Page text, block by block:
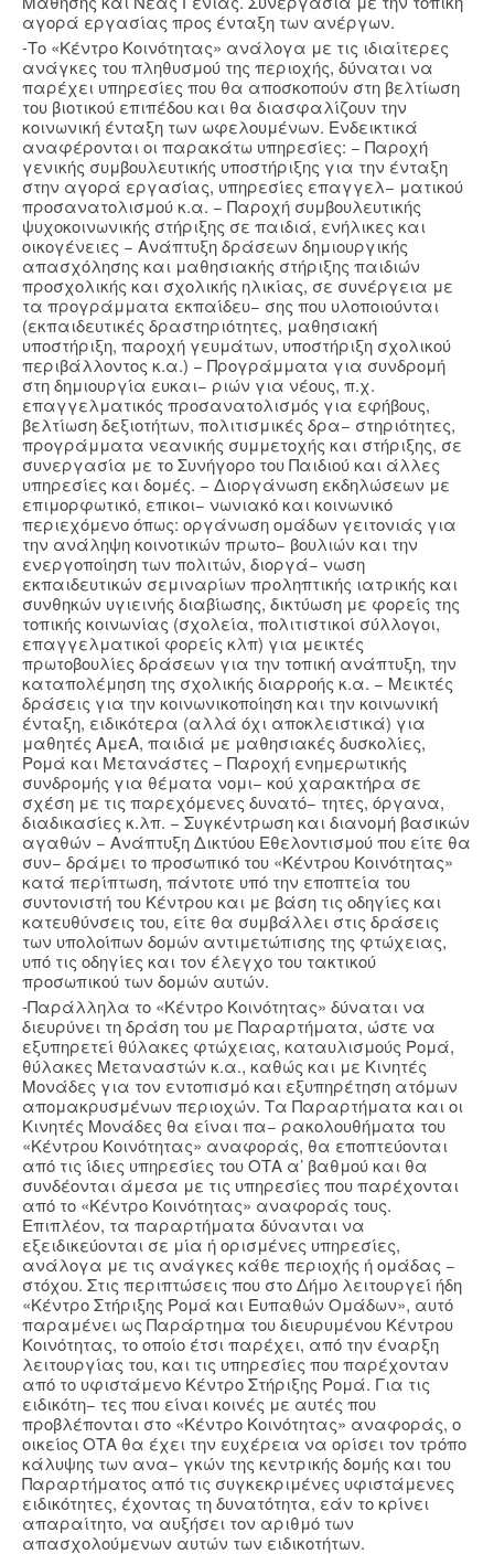
αγορά εργασίας προς ένταξη των ανέργων.
-Το «Κέντρο Κοινότητας» ανάλογα με τις ιδιαίτερες
ανάγκες του πληθυσμού της περιοχής, δύναται να
παρέχει υπηρεσίες που θα αποσκοπούν στη βελτίωση
του βιοτικού επιπέδου και θα διασφαλίζουν την
κοινωνική ένταξη των ωφελουμένων. Ενδεικτικά
αναφέρονται οι παρακάτω υπηρεσίες: − Παροχή
γενικής συμβουλευτικής υποστήριξης για την ένταξη
στην αγορά εργασίας, υπηρεσίες επαγγελ− ματικού
προσανατολισμού κ.α. − Παροχή συμβουλευτικής
ψυχοκοινωνικής στήριξης σε παιδιά, ενήλικες και
οικογένειες − Ανάπτυξη δράσεων δημιουργικής
απασχόλησης και μαθησιακής στήριξης παιδιών
προσχολικής και σχολικής ηλικίας, σε συνέργεια με
τα προγράμματα εκπαίδευ− σης που υλοποιούνται
(εκπαιδευτικές δραστηριότητες, μαθησιακή
υποστήριξη, παροχή γευμάτων, υποστήριξη σχολικού
περιβάλλοντος κ.α.) − Προγράμματα για συνδρομή
στη δημιουργία ευκαι− ριών για νέους, π.χ.
επαγγελματικός προσανατολισμός για εφήβους,
βελτίωση δεξιοτήτων, πολιτισμικές δρα− στηριότητες,
προγράμματα νεανικής συμμετοχής και στήριξης, σε
συνεργασία με το Συνήγορο του Παιδιού και άλλες
υπηρεσίες και δομές. − Διοργάνωση εκδηλώσεων με
επιμορφωτικό, επικοι− νωνιακό και κοινωνικό
περιεχόμενο όπως: οργάνωση ομάδων γειτονιάς για
την ανάληψη κοινοτικών πρωτο− βουλιών και την
ενεργοποίηση των πολιτών, διοργά− νωση
εκπαιδευτικών σεμιναρίων προληπτικής ιατρικής και
συνθηκών υγιεινής διαβίωσης, δικτύωση με φορείς της
τοπικής κοινωνίας (σχολεία, πολιτιστικοί σύλλογοι,
επαγγελματικοί φορείς κλπ) για μεικτές
πρωτοβουλίες δράσεων για την τοπική ανάπτυξη, την
καταπολέμηση της σχολικής διαρροής κ.α. − Μεικτές
δράσεις για την κοινωνικοποίηση και την κοινωνική
ένταξη, ειδικότερα (αλλά όχι αποκλειστικά) για
μαθητές ΑμεΑ, παιδιά με μαθησιακές δυσκολίες,
Ρομά και Μετανάστες − Παροχή ενημερωτικής
συνδρομής για θέματα νομι− κού χαρακτήρα σε
σχέση με τις παρεχόμενες δυνατό− τητες, όργανα,
διαδικασίες κ.λπ. − Συγκέντρωση και διανομή βασικών
αγαθών − Ανάπτυξη Δικτύου Εθελοντισμού που είτε θα
συν− δράμει το προσωπικό του «Κέντρου Κοινότητας»
κατά περίπτωση, πάντοτε υπό την εποπτεία του
συντονιστή του Κέντρου και με βάση τις οδηγίες και
κατευθύνσεις του, είτε θα συμβάλλει στις δράσεις
των υπολοίπων δομών αντιμετώπισης της φτώχειας,
υπό τις οδηγίες και τον έλεγχο του τακτικού
προσωπικού των δομών αυτών.
-Παράλληλα το «Κέντρο Κοινότητας» δύναται να
διευρύνει τη δράση του με Παραρτήματα, ώστε να
εξυπηρετεί θύλακες φτώχειας, καταυλισμούς Ρομά,
θύλακες Μεταναστών κ.α., καθώς και με Κινητές
Μονάδες για τον εντοπισμό και εξυπηρέτηση ατόμων
απομακρυσμένων περιοχών. Τα Παραρτήματα και οι
Κινητές Μονάδες θα είναι πα− ρακολουθήματα του
«Κέντρου Κοινότητας» αναφοράς, θα εποπτεύονται
από τις ίδιες υπηρεσίες του ΟΤΑ α’ βαθμού και θα
συνδέονται άμεσα με τις υπηρεσίες που παρέχονται
από το «Κέντρο Κοινότητας» αναφοράς τους.
Επιπλέον, τα παραρτήματα δύνανται να
εξειδικεύονται σε μία ή ορισμένες υπηρεσίες,
ανάλογα με τις ανάγκες κάθε περιοχής ή ομάδας −
στόχου. Στις περιπτώσεις που στο Δήμο λειτουργεί ήδη
«Κέντρο Στήριξης Ρομά και Ευπαθών Ομάδων», αυτό
παραμένει ως Παράρτημα του διευρυμένου Κέντρου
Κοινότητας, το οποίο έτσι παρέχει, από την έναρξη
λειτουργίας του, και τις υπηρεσίες που παρέχονταν
από το υφιστάμενο Κέντρο Στήριξης Ρομά. Για τις
ειδικότη− τες που είναι κοινές με αυτές που
προβλέπονται στο «Κέντρο Κοινότητας» αναφοράς, ο
οικείος ΟΤΑ θα έχει την ευχέρεια να ορίσει τον τρόπο
κάλυψης των ανα− γκών της κεντρικής δομής και του
Παραρτήματος από τις συγκεκριμένες υφιστάμενες
ειδικότητες, έχοντας τη δυνατότητα, εάν το κρίνει
απαραίτητο, να αυξήσει τον αριθμό των
απασχολούμενων αυτών των ειδικοτήτων.